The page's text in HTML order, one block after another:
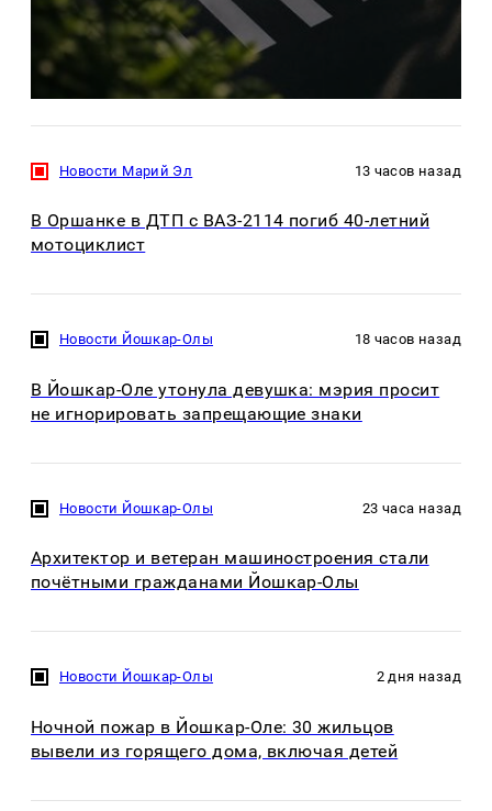
Новости Марий Эл 13 часов назад
В Оршанке в ДТП с ВАЗ-2114 погиб 40-летний
мотоциклист
Новости Йошкар-Олы 18 часов назад
В Йошкар-Оле утонула девушка: мэрия просит
не игнорировать запрещающие знаки
Новости Йошкар-Олы 23 часа назад
Архитектор и ветеран машиностроения стали
почётными гражданами Йошкар-Олы
Новости Йошкар-Олы 2 дня назад
Ночной пожар в Йошкар-Оле: 30 жильцов
вывели из горящего дома, включая детей